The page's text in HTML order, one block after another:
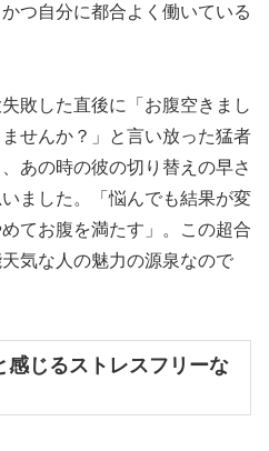
かつ自分に都合よく働いている
敗した直後に「お腹空きまし
せんか？」と言い放った猛者
あの時の彼の切り替えの早さ
ました。「悩んでも結果が変
てお腹を満たす」。この超合
気な人の魅力の源泉なので
感じるストレスフリーな